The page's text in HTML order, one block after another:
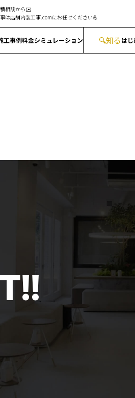
積相談から✉️
は店舗内装工事.comにお任せください💪
工事例料金シミュレーション 🔍知るは